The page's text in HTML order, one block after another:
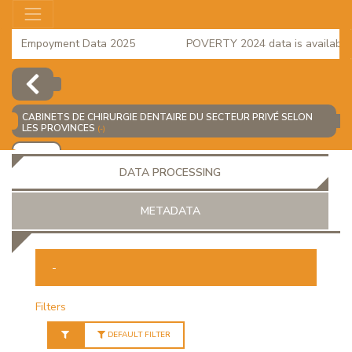
Empoyment Data 2025
POVERTY 2024 data is available
regional accounts 2023
CABINETS DE CHIRURGIE DENTAIRE DU SECTEUR PRIVÉ SELON
LES PROVINCES (-)
ADD
DATA PROCESSING
METADATA
-
Filters
DEFAULT FILTER